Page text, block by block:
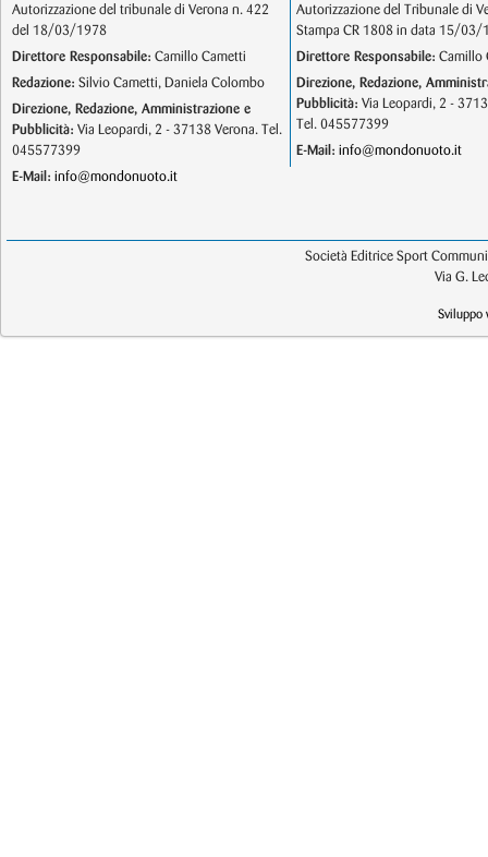
Autorizzazione del tribunale di Verona n. 422
del 18/03/1978
Direttore Responsabile: Camillo Cametti
Redazione: Silvio Cametti, Daniela Colombo
Direzione, Redazione, Amministrazione e
Pubblicità: Via Leopardi, 2 - 37138 Verona. Tel.
045577399
E-Mail: info@mondonuoto.it
Autorizzazione del Tribunale di
Stampa CR 1808 in data 15/03/
Direttore Responsabile: Camillo
Direzione, Redazione,
Pubblicità: Via Leopardi, 2 -
Tel. 045577399
E-Mail: info@mondonuoto.it
Società Editrice Sport
Via G.
Sviluppo